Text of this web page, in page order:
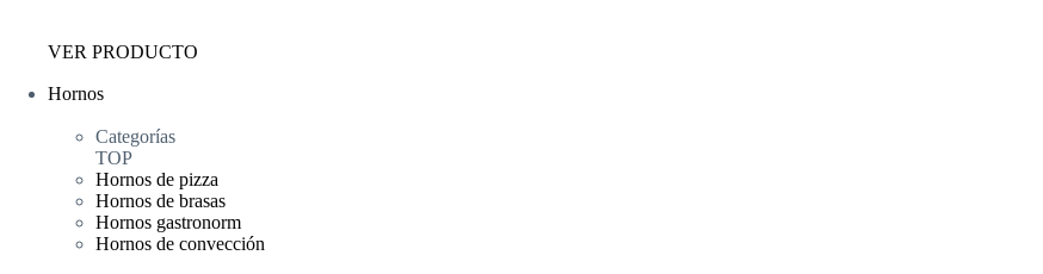
VER PRODUCTO
Hornos
Categorías
TOP
Hornos de pizza
Hornos de brasas
Hornos gastronorm
Hornos de convección